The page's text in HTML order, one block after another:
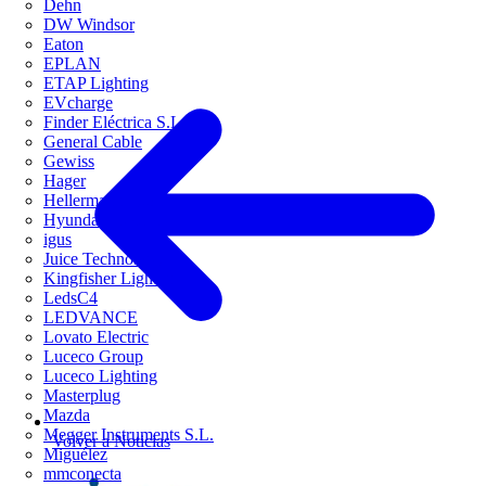
Dehn
DW Windsor
Eaton
EPLAN
ETAP Lighting
EVcharge
Finder Eléctrica S.L.U
General Cable
Gewiss
Hager
HellermannTyton
Hyundai Electric
igus
Juice Technology
Kingfisher Lighting
LedsC4
LEDVANCE
Lovato Electric
Luceco Group
Luceco Lighting
Masterplug
Mazda
Megger Instruments S.L.
Miguélez
mmconecta
Volver a Noticias